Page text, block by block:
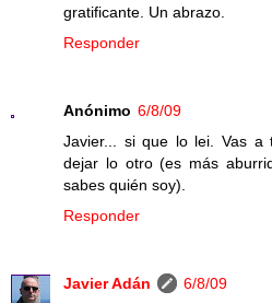
gratificante. Un abrazo.
Responder
Anónimo 6/8/09
Javier... si que lo lei. Vas a
dejar lo otro (es más
sabes quién soy).
Responder
Javier Adán
6/8/09